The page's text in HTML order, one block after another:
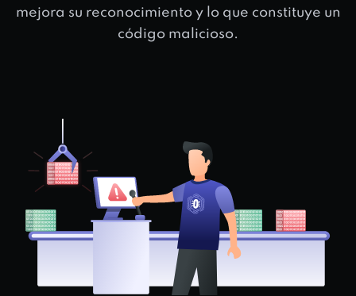
mejora su reconocimiento y lo que constituye un
código malicioso.